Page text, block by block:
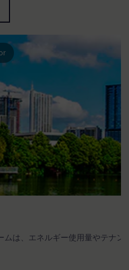
ムは、エネルギー使用量やテナ